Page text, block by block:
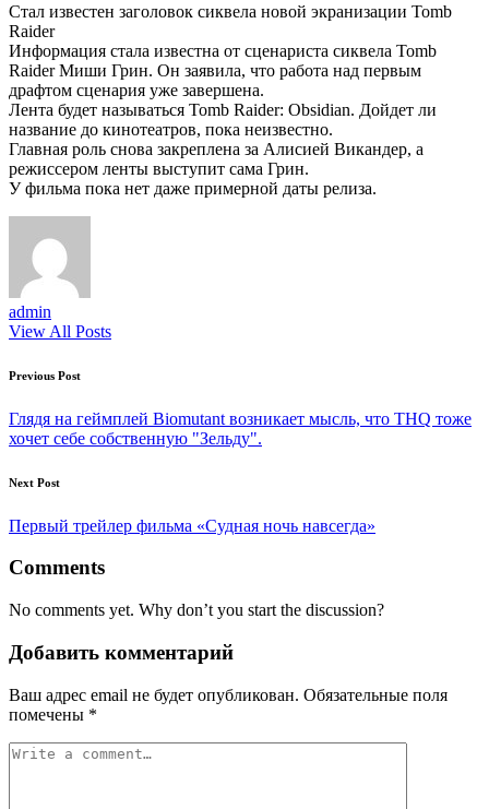
Стал известен заголовок сиквела новой экранизации Tomb
Raider
Информация стала известна от сценариста сиквела Tomb
Raider Миши Грин. Он заявила, что работа над первым
драфтом сценария уже завершена.
Лента будет называться Tomb Raider: Obsidian. Дойдет ли
название до кинотеатров, пока неизвестно.
Главная роль снова закреплена за Алисией Викандер, а
режиссером ленты выступит сама Грин.
У фильма пока нет даже примерной даты релиза.
admin
View All Posts
Post
navigation
Previous Post
Глядя на геймплей Biomutant возникает мысль, что THQ тоже
хочет себе собственную "Зельду".
Next Post
​​​​Первый трейлер фильма «Судная ночь навсегда»
Comments
No comments yet. Why don’t you start the discussion?
Добавить комментарий
Ваш адрес email не будет опубликован. Обязательные поля
помечены *